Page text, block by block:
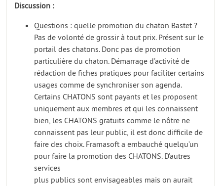
Discussion :
Questions : quelle promotion du chaton Bastet ?
Pas de volonté de grossir à tout prix. Présent sur le
portail des chatons. Donc pas de promotion
particulière du chaton. Démarrage d’activité de
rédaction de fiches pratiques pour faciliter certains
usages comme de synchroniser son agenda.
Certains CHATONS sont payants et les proposent
uniquement aux membres et qui les connaissent
bien, les CHATONS gratuits comme le nôtre ne
connaissent pas leur public, il est donc difficile de
faire des choix. Framasoft a embauché quelqu’un
pour faire la promotion des CHATONS. D’autres
services
plus publics sont envisageables mais on aurait